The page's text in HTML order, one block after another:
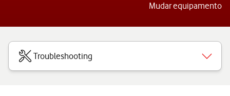
Mudar equipamento
Troubleshooting